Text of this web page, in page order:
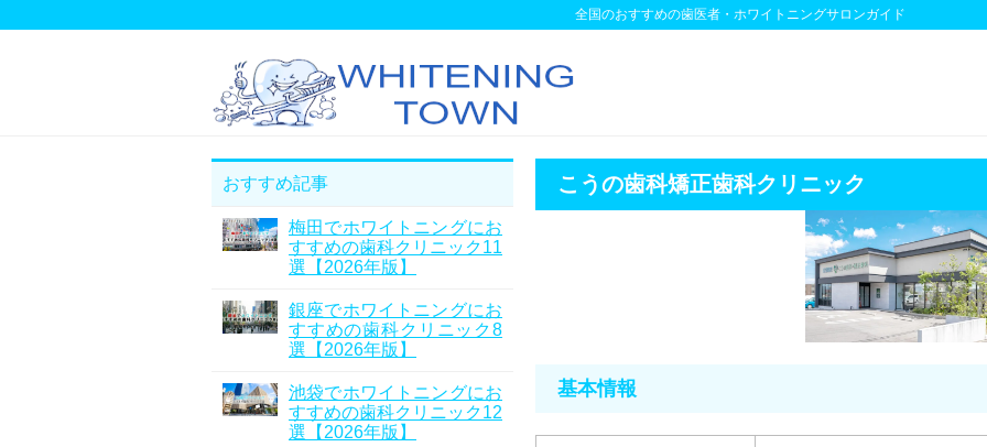
全国のおすすめの歯医者・ホワイトニングサロンガイド
こうの歯科矯正歯科クリニック
基本情報
おすすめ記事
梅田でホワイトニングにお
すすめの歯科クリニック11
選【2026年版】
銀座でホワイトニングにお
すすめの歯科クリニック8
選【2026年版】
池袋でホワイトニングにお
すすめの歯科クリニック12
選【2026年版】